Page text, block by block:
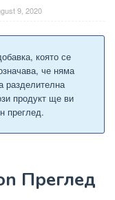
9, 2020
която се
че няма
разделителна
продукт ще ви
преглед.
Преглед